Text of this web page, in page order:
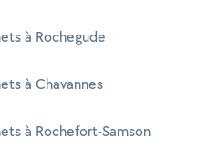
à Rochegude
à Chavannes
à Rochefort-Samson